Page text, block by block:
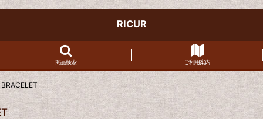
RICUR
商品検索 ご利用案内